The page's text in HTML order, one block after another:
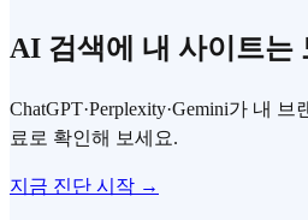
AI 검색에 내 사이트는
ChatGPT·Perplexity·Gemini가 내
료로 확인해 보세요.
지금 진단 시작 →